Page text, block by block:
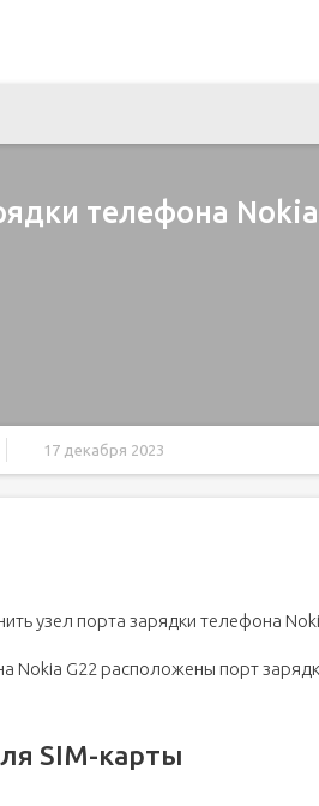
телефона
17 декабря 2023
узел порта зарядки телефона
Nokia G22 расположены порт
SIM-карты